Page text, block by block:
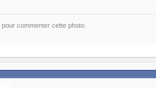
commenter cette photo.